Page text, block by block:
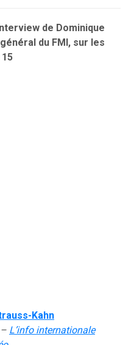
de Dominique
du FMI, sur les
Kahn
L’info internationale